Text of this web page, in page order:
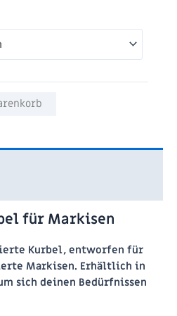
für Markisen
Kurbel, entworfen für
Markisen. Erhältlich in
sich deinen Bedürfnissen